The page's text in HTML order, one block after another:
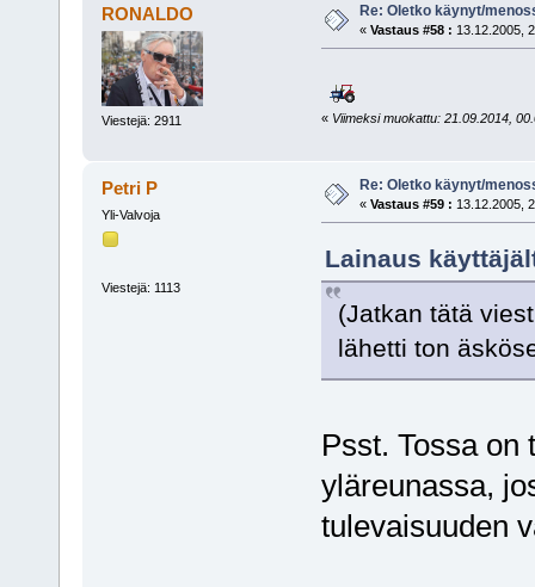
RONALDO
Viestejä: 2911
Re: Oletko käynyt/
« Vastaus #58 : 13.12.2005,
« Viimeksi muokattu: 21.09.2014,
Petri P
Yli-Valvoja
Viestejä: 1113
Re: Oletko käynyt/
« Vastaus #59 : 13.12.2005,
Lainaus
(Jatkan tätä
lähetti ton
Psst. Tossa on
yläreunassa,
tulevaisuuden